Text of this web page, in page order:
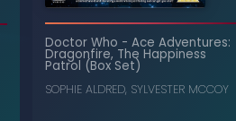
Doctor Who - Ace Adventures:
Dragonfire, The Happiness
Patrol (Box Set)
SOPHIE ALDRED, SYLVESTER MCCOY